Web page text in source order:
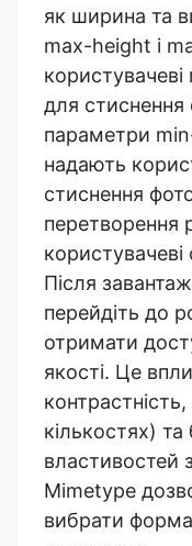
для стиснення
параметри
надають
стиснення
перетворення
Після
перейдіть до
отримати
якості. Це
кількостях) та
властивостей
Mimetype
вибрати
стиснення.